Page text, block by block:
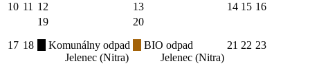
10 11 12 13 14 15 16
17 18
19
Komunálny odpad
Jelenec (Nitra)
20
BIO odpad
Jelenec (Nitra)
21 22 23